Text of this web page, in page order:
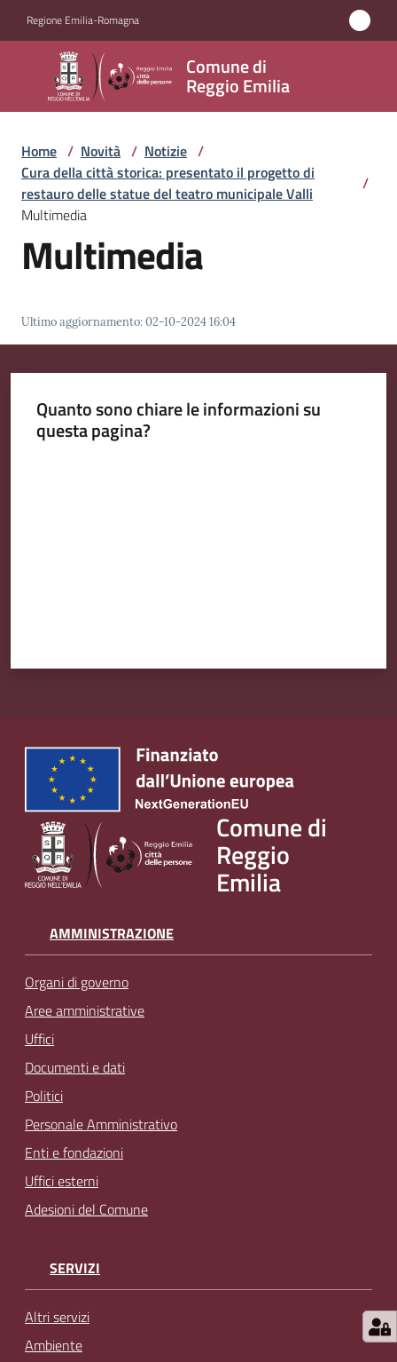
Regione Emilia-Romagna
Comune di
Reggio Emilia
Comune
di
Reggio
Emilia
Amministrazione
Servizi
Novità
Menu selezionato
Emilia
i
v
Seguici
Home / Novità / Notizie /
Cura della città storica: presentato il progetto di
restauro delle statue del teatro municipale Valli
/
Multimedia
Multimedia
Ultimo aggiornamento:02-10-2024 16:04
Quanto sono chiare le informazioni su
questa pagina?
Comune di
Reggio
Emilia
AMMINISTRAZIONE
Organi di governo
Aree amministrative
Uffici
Documenti e dati
Politici
Personale Amministrativo
Enti e fondazioni
Uffici esterni
Adesioni del Comune
SERVIZI
Altri servizi
Ambiente